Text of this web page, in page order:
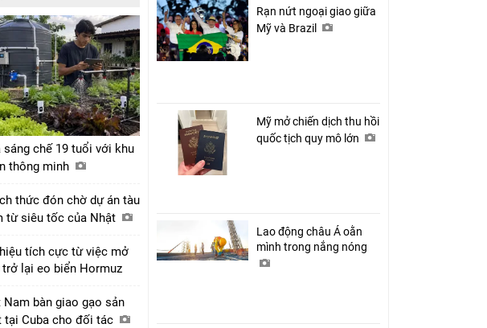
sáng chế 19 tuổi với khu
thông minh
thức đón chờ dự án tàu
từ siêu tốc của Nhật
tích cực từ việc mở
lại eo biển Hormuz
Nam bàn giao gạo sản
tại Cuba cho đối tác
Rạn nứt ngoại giao giữa
Mỹ và Brazil
Mỹ mở chiến dịch thu hồi
quốc tịch quy mô lớn
Lao động châu Á oằn
mình trong nắng nóng